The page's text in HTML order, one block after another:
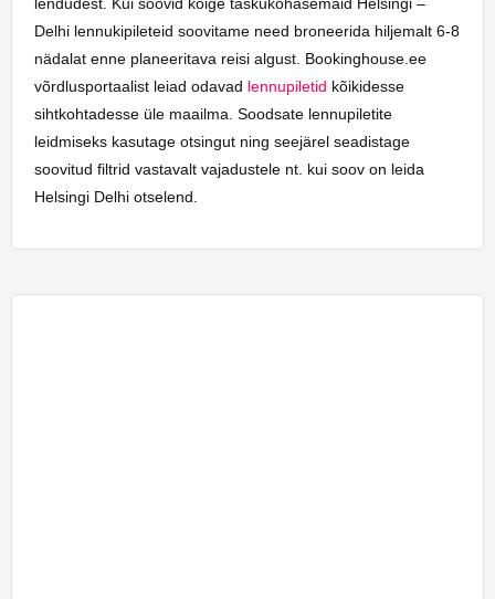
Delhi lennukipileteid soovitame need broneerida hiljemalt 6-8
nädalat enne planeeritava reisi algust. Bookinghouse.ee
võrdlusportaalist leiad odavad lennupiletid kõikidesse
sihtkohtadesse üle maailma. Soodsate lennupiletite
leidmiseks kasutage otsingut ning seejärel seadistage
soovitud filtrid vastavalt vajadustele nt. kui soov on leida
Helsingi Delhi otselend.